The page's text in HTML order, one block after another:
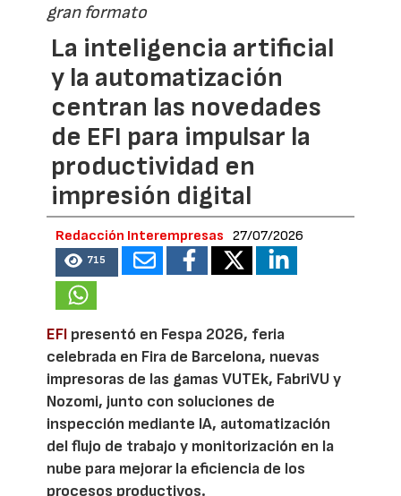
gran formato
La inteligencia artificial
y la automatización
centran las novedades
de EFI para impulsar la
productividad en
impresión digital
Redacción Interempresas 27/07/2026
715
EFI presentó en Fespa 2026, feria
celebrada en Fira de Barcelona, nuevas
impresoras de las gamas VUTEk, FabriVU y
Nozomi, junto con soluciones de
inspección mediante IA, automatización
del flujo de trabajo y monitorización en la
nube para mejorar la eficiencia de los
procesos productivos.